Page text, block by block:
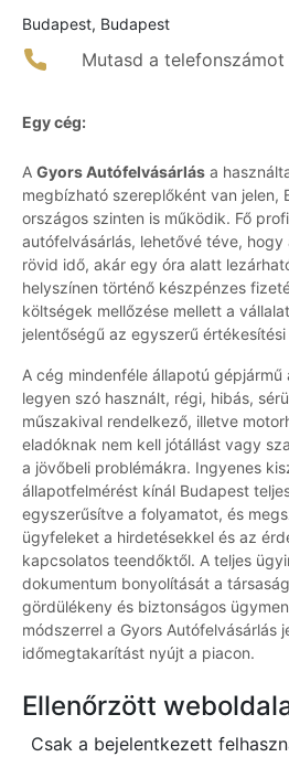
Budapest, Budapest
Mutasd a telefonszámot
Egy cég:
A Gyors Autófelvásárlás a
megbízható szereplőként van jelen,
országos szinten is működik. Fő
autófelvásárlás, lehetővé téve,
rövid idő, akár egy óra alatt
helyszínen történő készpénzes
költségek mellőzése mellett a
jelentőségű az egyszerű
A cég mindenféle állapotú gépjármű
legyen szó használt, régi, hibás,
műszakival rendelkező, illetve
eladóknak nem kell jótállást vagy
a jövőbeli problémákra. Ingyenes
állapotfelmérést kínál Budapest
egyszerűsítve a folyamatot, és
ügyfeleket a hirdetésekkel és az
kapcsolatos teendőktől. A teljes
dokumentum bonyolítását a
gördülékeny és biztonságos
módszerrel a Gyors Autófelvásárlás
időmegtakarítást nyújt a piacon.
Ellenőrzött
Csak a bejelentkezett